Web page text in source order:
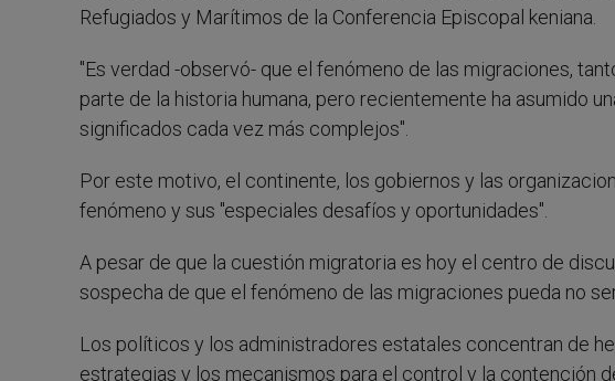
Refugiados y Marítimos de la Conferencia Episcopal keniana.
"Es verdad -observó- que el fenómeno de las migraciones,
parte de la historia humana, pero recientemente ha asumido
significados cada vez más complejos".
Por este motivo, el continente, los gobiernos y las
fenómeno y sus "especiales desafíos y oportunidades".
A pesar de que la cuestión migratoria es hoy el centro de
sospecha de que el fenómeno de las migraciones pueda no
Los políticos y los administradores estatales concentran de
estrategias y los mecanismos para el control y la contención